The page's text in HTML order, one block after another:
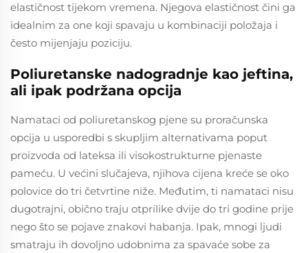
elastičnost tijekom vremena. Njegova elastičnost čini ga
idealnim za one koji spavaju u kombinaciji položaja i
često mijenjaju poziciju.
Poliuretanske nadogradnje kao jeftina,
ali ipak podržana opcija
Namataci od poliuretanskog pjene su proračunska
opcija u usporedbi s skupljim alternativama poput
proizvoda od lateksa ili visokostrukturne pjenaste
pameću. U većini slučajeva, njihova cijena kreće se oko
polovice do tri četvrtine niže. Međutim, ti namataci nisu
dugotrajni, obično traju otprilike dvije do tri godine prije
nego što se pojave znakovi habanja. Ipak, mnogi ljudi
smatraju ih dovoljno udobnima za spavaće sobe za